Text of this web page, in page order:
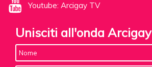
Youtube: Arcigay TV
Unisciti all'onda Arcigay